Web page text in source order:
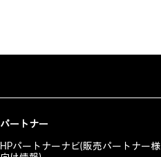
パートナー
HPパートナーナビ(販売パートナー様